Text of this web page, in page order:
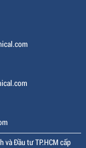
và Đầu tư TP.HCM cấp